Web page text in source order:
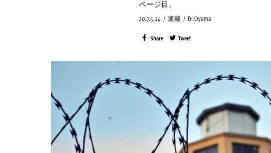
ページ目。
2017.5.24 / 連載 / Dr.Oyama
Share Tweet